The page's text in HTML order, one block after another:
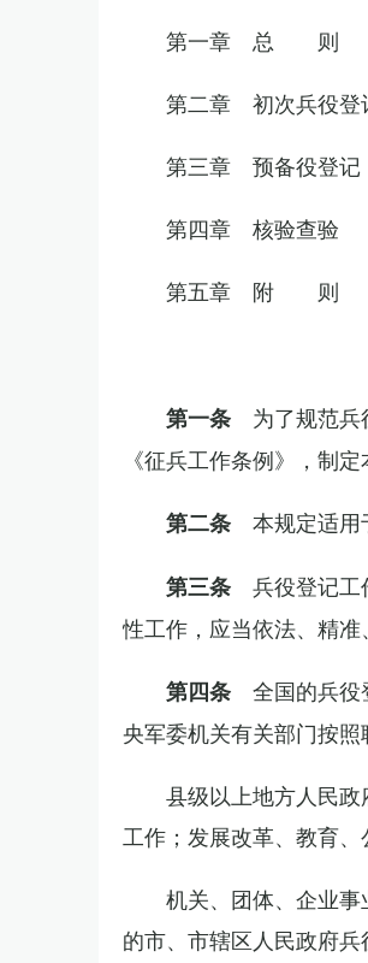
第一章 总 则
第二章 初次兵役登
第三章 预备役登记
第四章 核验查验
第五章 附 则
第一条 为了规范兵
《征兵工作条例》，制定
第二条 本规定适用
第三条 兵役登记
性工作，应当依法、精准
第四条 全国的兵
央军委机关有关部门按照
县级以上地方人民
工作；发展改革、教育
机关、团体、企业
的市、市辖区人民政府